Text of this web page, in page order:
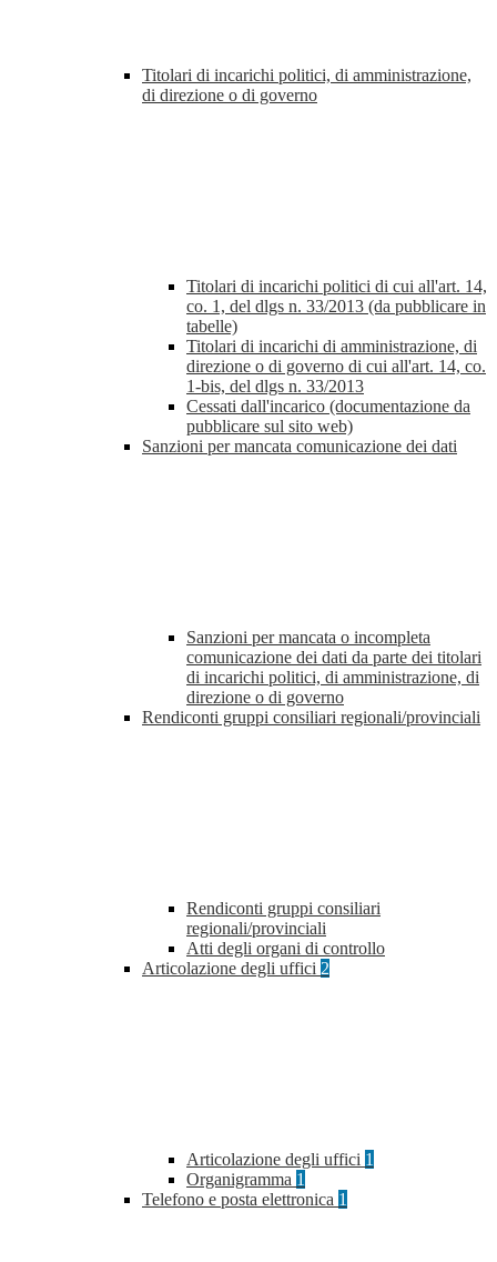
Titolari di incarichi politici, di amministrazione,
di direzione o di governo
Titolari di incarichi politici di cui all'art. 14,
co. 1, del dlgs n. 33/2013 (da pubblicare in
tabelle)
Titolari di incarichi di amministrazione, di
direzione o di governo di cui all'art. 14, co.
1-bis, del dlgs n. 33/2013
Cessati dall'incarico (documentazione da
pubblicare sul sito web)
Sanzioni per mancata comunicazione dei dati
Sanzioni per mancata o incompleta
comunicazione dei dati da parte dei titolari
di incarichi politici, di amministrazione, di
direzione o di governo
Rendiconti gruppi consiliari regionali/provinciali
Rendiconti gruppi consiliari
regionali/provinciali
Atti degli organi di controllo
Articolazione degli uffici 2
Articolazione degli uffici 1
Organigramma 1
Telefono e posta elettronica 1